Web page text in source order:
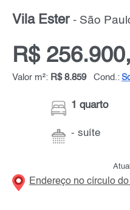
Vila Ester - São
R$
Valor m²: R$ 8.859 Cond.:
1 quarto
- suíte
Endereço no círculo